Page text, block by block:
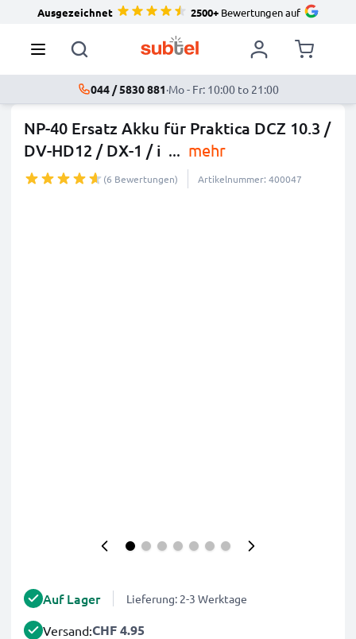
Ausgezeichnet 2500+Bewertungen auf
044 / 5830 881·Mo - Fr: 10:00 to 21:00
NP-40 Ersatz Akku für Praktica DCZ 10.3 /
DV-HD12 / DX-1 / i ... mehr
(6 Bewertungen) Artikelnummer: 400047
Auf Lager Lieferung: 2-3 Werktage
Versand:CHF 4.95